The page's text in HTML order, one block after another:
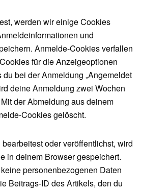
werden wir einige Cookies
und
Anmelde-Cookies verfallen
für die Anzeigeoptionen
du bei der Anmeldung „Angemeldet
deine Anmeldung zwei Wochen
der Abmeldung aus deinem
Cookies gelöscht.
oder veröffentlichst, wird
in deinem Browser gespeichert.
personenbezogenen Daten
Beitrags-ID des Artikels, den du